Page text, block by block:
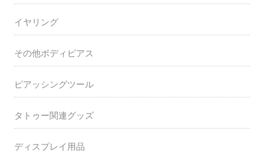
イヤリング
その他ボディピアス
ピアッシングツール
タトゥー関連グッズ
ディスプレイ用品